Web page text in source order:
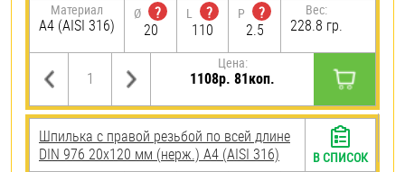
Материал
A4 (AISI 316)
Ø
?
20
L
?
110
P
?
2.5
Вес:
228.8 гр.
Цена:
1108р. 81коп.
Шпилька с правой резьбой по всей длине
DIN 976 20х120 мм (нерж.) A4 (AISI 316)
В СПИСОК